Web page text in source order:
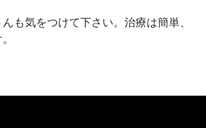
も気をつけて下さい。治療は簡単、